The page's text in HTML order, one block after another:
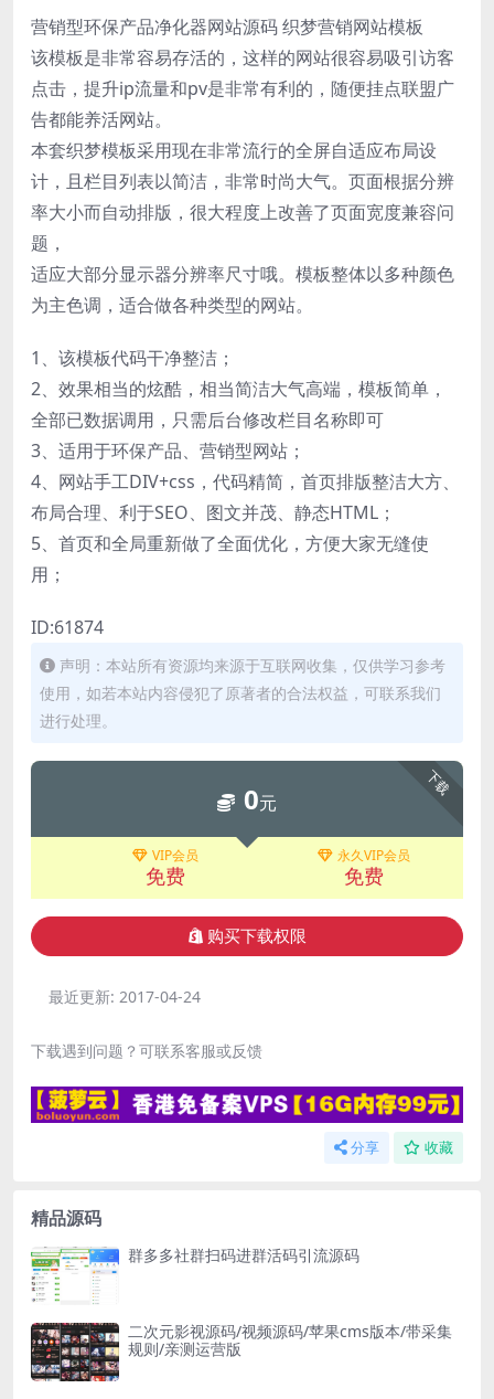
营销型环保产品净化器网站源码 织梦营销网站模板
该模板是非常容易存活的，这样的网站很容易吸引访客
点击，提升ip流量和pv是非常有利的，随便挂点联盟广
告都能养活网站。
本套织梦模板采用现在非常流行的全屏自适应布局设
计，且栏目列表以简洁，非常时尚大气。页面根据分辨
率大小而自动排版，很大程度上改善了页面宽度兼容问
题，
适应大部分显示器分辨率尺寸哦。模板整体以多种颜色
为主色调，适合做各种类型的网站。
1、该模板代码干净整洁；
2、效果相当的炫酷，相当简洁大气高端，模板简单，
全部已数据调用，只需后台修改栏目名称即可
3、适用于环保产品、营销型网站；
4、网站手工DIV+css，代码精简，首页排版整洁大方、
布局合理、利于SEO、图文并茂、静态HTML；
5、首页和全局重新做了全面优化，方便大家无缝使
用；
ID:61874
声明：本站所有资源均来源于互联网收集，仅供学习参考
使用，如若本站内容侵犯了原著者的合法权益，可联系我们
进行处理。
下载
0元
VIP会员
免费
永久VIP会员
免费
购买下载权限
最近更新: 2017-04-24
下载遇到问题？可联系客服或反馈
分享 收藏
精品源码
群多多社群扫码进群活码引流源码
二次元影视源码/视频源码/苹果cms版本/带采集
规则/亲测运营版